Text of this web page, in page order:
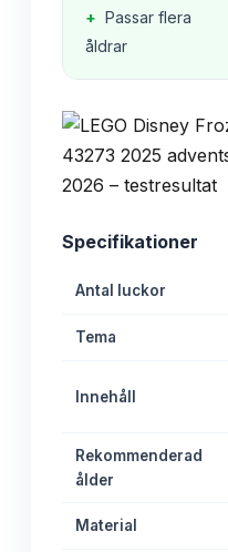
+ Passar flera
åldrar
Specifikationer
Antal luckor
Tema
Innehåll
Rekommenderad
ålder
Material